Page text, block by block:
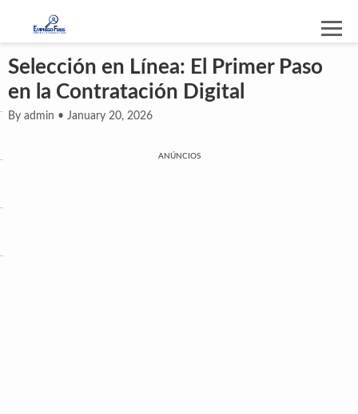
Selección en Línea: El Primer Paso
en la Contratación Digital
By admin • January 20, 2026
ANÚNCIOS